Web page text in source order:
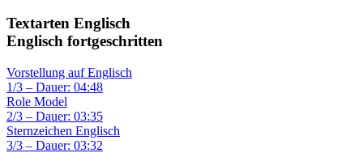
Textarten Englisch
Englisch fortgeschritten
Vorstellung auf Englisch
1/3 – Dauer: 04:48
Role Model
2/3 – Dauer: 03:35
Sternzeichen Englisch
3/3 – Dauer: 03:32